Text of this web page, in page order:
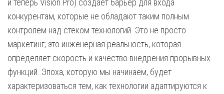
и теперь Vision Pro) создает барьер для входа
конкурентам, которые не обладают таким полным
контролем над стеком технологий. Это не просто
маркетинг; это инженерная реальность, которая
определяет скорость и качество внедрения прорывных
функций. Эпоха, которую мы начинаем, будет
характеризоваться тем, как технологии адаптируются к